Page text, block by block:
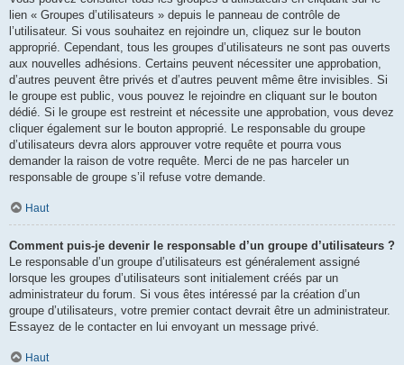
lien « Groupes d’utilisateurs » depuis le panneau de contrôle de
l’utilisateur. Si vous souhaitez en rejoindre un, cliquez sur le bouton
approprié. Cependant, tous les groupes d’utilisateurs ne sont pas ouverts
aux nouvelles adhésions. Certains peuvent nécessiter une approbation,
d’autres peuvent être privés et d’autres peuvent même être invisibles. Si
le groupe est public, vous pouvez le rejoindre en cliquant sur le bouton
dédié. Si le groupe est restreint et nécessite une approbation, vous devez
cliquer également sur le bouton approprié. Le responsable du groupe
d’utilisateurs devra alors approuver votre requête et pourra vous
demander la raison de votre requête. Merci de ne pas harceler un
responsable de groupe s’il refuse votre demande.
Haut
Comment puis-je devenir le responsable d’un groupe d’utilisateurs ?
Le responsable d’un groupe d’utilisateurs est généralement assigné
lorsque les groupes d’utilisateurs sont initialement créés par un
administrateur du forum. Si vous êtes intéressé par la création d’un
groupe d’utilisateurs, votre premier contact devrait être un administrateur.
Essayez de le contacter en lui envoyant un message privé.
Haut